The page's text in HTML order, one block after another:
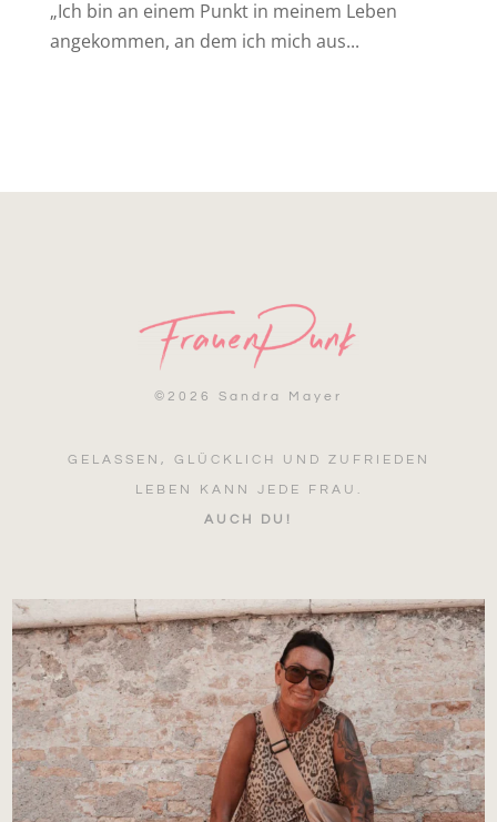
„Ich bin an einem Punkt in meinem Leben
angekommen, an dem ich mich aus...
© 2026 Sandra Mayer
GELASSEN, GLÜCKLICH UND ZUFRIEDEN
LEBEN KANN JEDE FRAU.
AUCH DU!